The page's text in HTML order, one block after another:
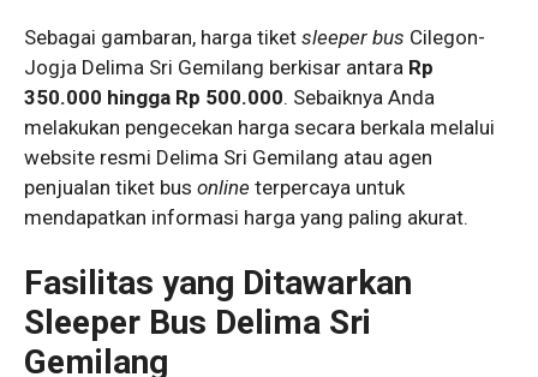
Sebagai gambaran, harga tiket sleeper bus Cilegon-
Jogja Delima Sri Gemilang berkisar antara Rp
350.000 hingga Rp 500.000. Sebaiknya Anda
melakukan pengecekan harga secara berkala melalui
website resmi Delima Sri Gemilang atau agen
penjualan tiket bus online terpercaya untuk
mendapatkan informasi harga yang paling akurat.
Fasilitas yang Ditawarkan
Sleeper Bus Delima Sri
Gemilang